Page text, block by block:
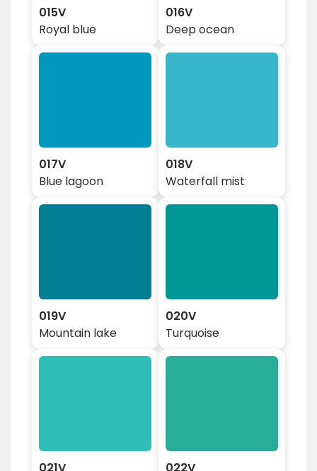
015V
Royal blue
016V
Deep ocean
017V
Blue lagoon
018V
Waterfall mist
019V
Mountain lake
020V
Turquoise